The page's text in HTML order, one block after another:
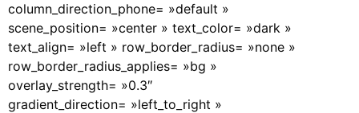
column_direction_phone= »default »
scene_position= »center » text_color= »dark »
text_align= »left » row_border_radius= »none »
row_border_radius_applies= »bg »
overlay_strength= »0.3″
gradient_direction= »left_to_right »